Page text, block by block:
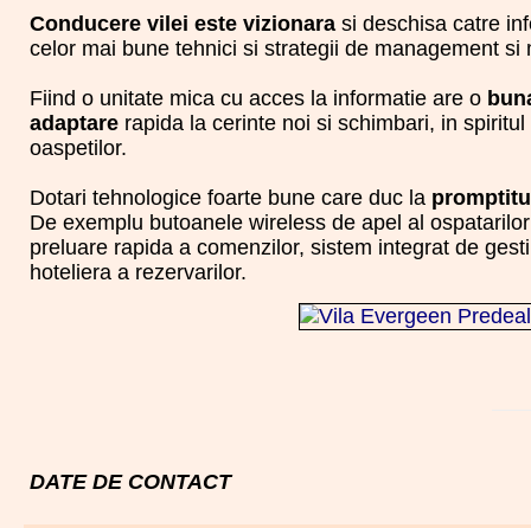
Conducere vilei este vizionara si deschisa catre
celor mai bune tehnici si strategii de management si
Fiind o unitate mica cu acces la informatie are o
adaptare rapida la cerinte noi si schimbari, in
oaspetilor.
Dotari tehnologice foarte bune care duc la
De exemplu butoanele wireless de apel al
preluare rapida a comenzilor, sistem integrat de
hoteliera a rezervarilor.
DATE DE CONTACT